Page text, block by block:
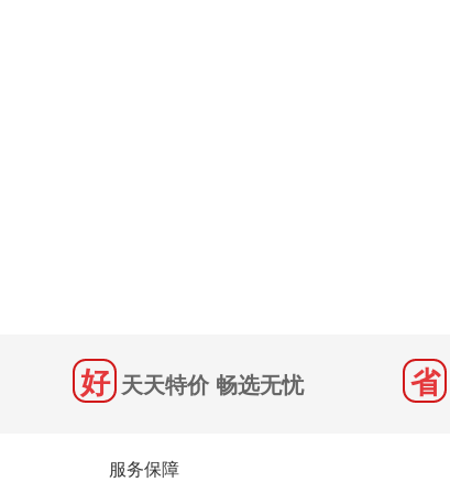
天天特价 畅选无忧
服务保障